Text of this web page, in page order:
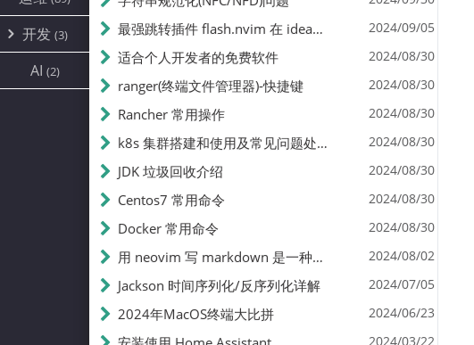
开发 (3)
java
swift(2)
AI (2)
最强跳转插件 flash.nvim 在 ideavim 上使用是中什么体验 2024/09/05
适合个人开发者的免费软件 2024/08/30
ranger(终端文件管理器)-快捷键 2024/08/30
Rancher 常用操作 2024/08/30
k8s 集群搭建和使用及常见问题处理 2024/08/30
JDK 垃圾回收介绍 2024/08/30
Centos7 常用命令 2024/08/30
Docker 常用命令 2024/08/30
用 neovim 写 markdown 是一种什么样的体验(含技巧) 2024/08/02
Jackson 时间序列化/反序列化详解 2024/07/05
2024年MacOS终端大比拼 2024/06/23
2024/03/22
<